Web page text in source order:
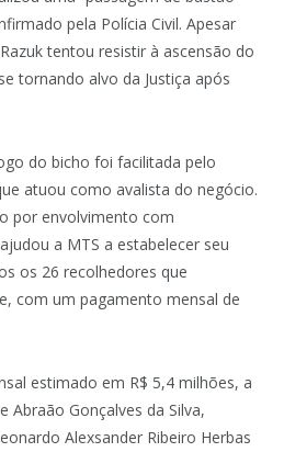
pela Polícia Civil. Apesar
tentou resistir à ascensão do
tornando alvo da Justiça após
do bicho foi facilitada pelo
atuou como avalista do negócio.
por envolvimento com
a MTS a estabelecer seu
os 26 recolhedores que
com um pagamento mensal de
estimado em R$ 5,4 milhões, a
Abraão Gonçalves da Silva,
Alexsander Ribeiro Herbas